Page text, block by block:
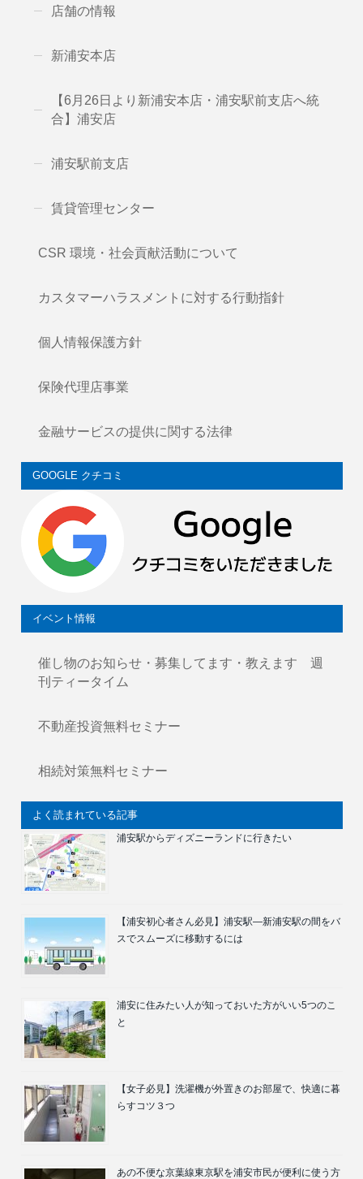
店舗の情報
新浦安本店
【6月26日より新浦安本店・浦安駅前支店へ統
合】浦安店
浦安駅前支店
賃貸管理センター
CSR 環境・社会貢献活動について
カスタマーハラスメントに対する行動指針
個人情報保護方針
保険代理店事業
金融サービスの提供に関する法律
GOOGLE クチコミ
イベント情報
催し物のお知らせ・募集してます・教えます 週
刊ティータイム
不動産投資無料セミナー
相続対策無料セミナー
よく読まれている記事
浦安駅からディズニーランドに行きたい
【浦安初心者さん必見】浦安駅―新浦安駅の間をバ
スでスムーズに移動するには
浦安に住みたい人が知っておいた方がいい5つのこ
と
【女子必見】洗濯機が外置きのお部屋で、快適に暮
らすコツ３つ
あの不便な京葉線東京駅を浦安市民が便利に使う方